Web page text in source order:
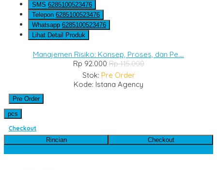
SMS 6285100523476
Telepon 6285100523476
Whatsapp 6285100523476
Lihat Detail Produk
Manajemen Risiko: Konsep, Proses, dan Pe....
Rp 92.000Rp 115.000
Stok: Pre Order
Kode: Istana Agency
Pre Order
pcs
Checkout
Rincian
Checkout